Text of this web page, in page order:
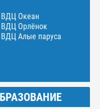
ВДЦ Океан
ВДЦ Орлёнок
ВДЦ Алые паруса